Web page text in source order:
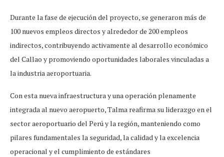
Durante la fase de ejecución del proyecto, se generaron más de
100 nuevos empleos directos y alrededor de 200 empleos
indirectos, contribuyendo activamente al desarrollo económico
del Callao y promoviendo oportunidades laborales vinculadas a
la industria aeroportuaria.
Con esta nueva infraestructura y una operación plenamente
integrada al nuevo aeropuerto, Talma reafirma su liderazgo en el
sector aeroportuario del Perú y la región, manteniendo como
pilares fundamentales la seguridad, la calidad y la excelencia
operacional y el cumplimiento de estándares